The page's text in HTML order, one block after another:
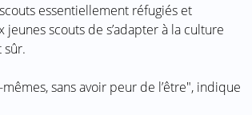
essentiellement réfugiés et
scouts de s’adapter à la culture
sûr.
sans avoir peur de l’être", indique